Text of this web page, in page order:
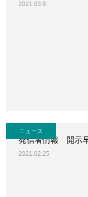
2021.03.9
ニュース
発信者情報 開示
2021.02.25